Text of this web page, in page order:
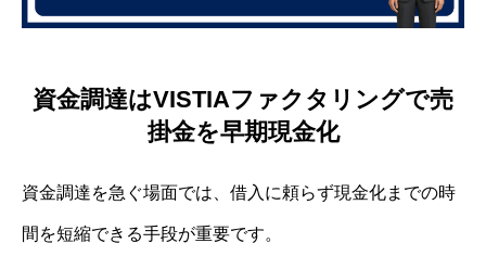
資金調達はVISTIAファクタリングで売
掛金を早期現金化
資金調達を急ぐ場面では、借入に頼らず現金化までの時
間を短縮できる手段が重要です。